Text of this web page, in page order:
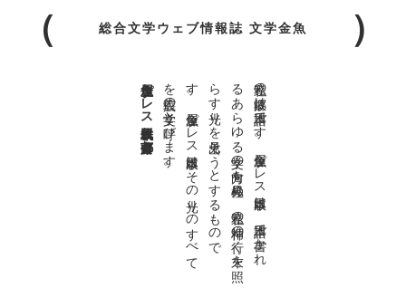
総合文学ウェブ情報誌 文学金魚
私達の
故郷は
日本語で
す
。
金魚屋プ
レ
ス
日本版は
、
日本語で
書か
れ
る
あ
ら
ゆ
る
文学の
方向を
見極め
、
私達の
精神の
行く
末を
照
ら
す
光り
を
見出そ
う
と
す
る
も
の
で
す
。
金魚屋プ
レ
ス
日本版は
そ
の
光り
の
す
べ
て
を
広義の
文学と
呼び
ま
す
。
金魚屋プレス日本版代表 齋藤都